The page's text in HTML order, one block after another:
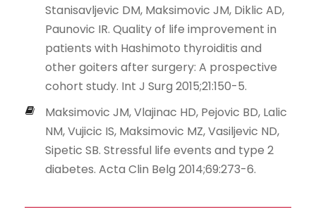
Stanisavljevic DM, Maksimovic JM, Diklic AD,
Paunovic IR. Quality of life improvement in
patients with Hashimoto thyroiditis and
other goiters after surgery: A prospective
cohort study. Int J Surg 2015;21:150-5.
Maksimovic JM, Vlajinac HD, Pejovic BD, Lalic
NM, Vujicic IS, Maksimovic MZ, Vasiljevic ND,
Sipetic SB. Stressful life events and type 2
diabetes. Acta Clin Belg 2014;69:273-6.